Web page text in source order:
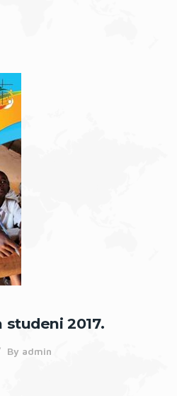
studeni 2017.
By admin